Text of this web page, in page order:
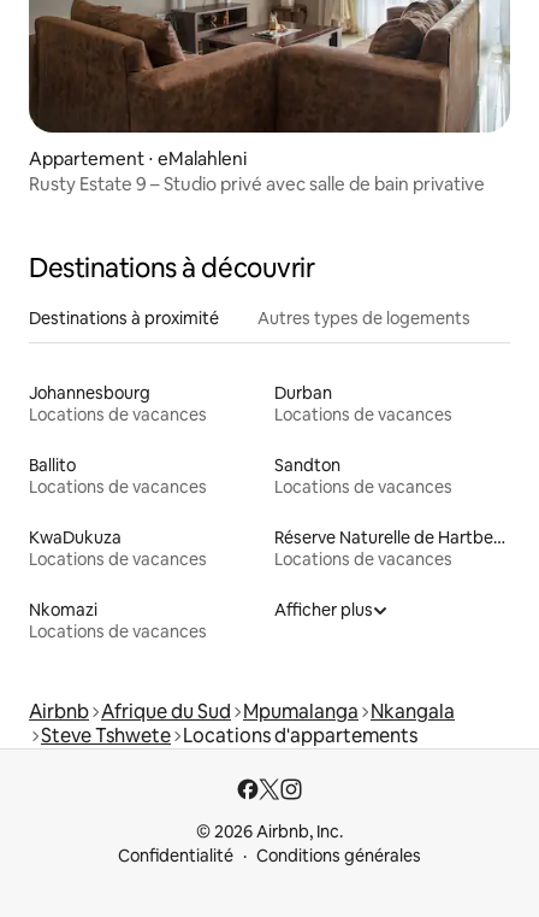
Appartement ⋅ eMalahleni
Rusty Estate 9 – Studio privé avec salle de bain privative
Destinations à découvrir
Destinations à proximité Autres types de logements
Johannesbourg
Locations de vacances
Durban
Locations de vacances
Ballito
Locations de vacances
Sandton
Locations de vacances
KwaDukuza
Locations de vacances
Réserve Naturelle de Hartbeespoort
Locations de vacances
Nkomazi
Locations de vacances
Afficher plus
Airbnb Afrique du Sud Mpumalanga Nkangala
Steve Tshwete Locations d'appartements
© 2026 Airbnb, Inc.
Confidentialité
Conditions générales